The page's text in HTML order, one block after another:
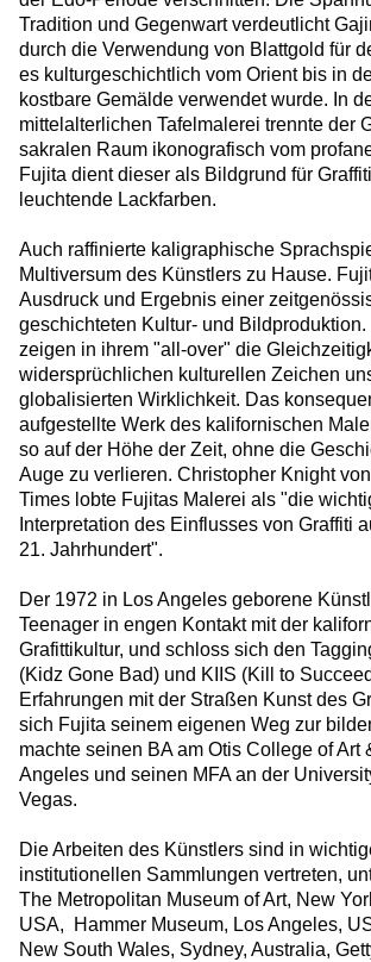
Tradition und Gegenwart verdeutlicht
durch die Verwendung von Blattgold für
es kulturgeschichtlich vom Orient bis in
kostbare Gemälde verwendet wurde. In
mittelalterlichen Tafelmalerei trennte der
sakralen Raum ikonografisch vom
Fujita dient dieser als Bildgrund für
leuchtende Lackfarben.
Auch raffinierte kaligraphische
Multiversum des Künstlers zu Hause.
Ausdruck und Ergebnis einer
geschichteten Kultur- und
zeigen in ihrem "all-over" die
widersprüchlichen kulturellen Zeichen
globalisierten Wirklichkeit. Das
aufgestellte Werk des kalifornischen
so auf der Höhe der Zeit, ohne die
Auge zu verlieren. Christopher Knight
Times lobte Fujitas Malerei als "die
Interpretation des Einflusses von Graffiti
21. Jahrhundert".
Der 1972 in Los Angeles geborene
Teenager in engen Kontakt mit der
Grafittikultur, und schloss sich den
(Kidz Gone Bad) und KIIS (Kill to
Erfahrungen mit der Straßen Kunst des
sich Fujita seinem eigenen Weg zur
machte seinen BA am Otis College of Art
Angeles und seinen MFA an der
Vegas.
Die Arbeiten des Künstlers sind in
institutionellen Sammlungen vertreten,
The Metropolitan Museum of Art, New
USA, Hammer Museum, Los Angeles,
New South Wales, Sydney, Australia,